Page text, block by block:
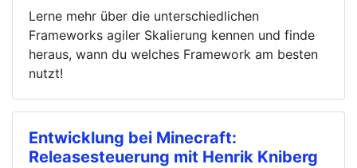
Lerne mehr über die unterschiedlichen
Frameworks agiler Skalierung kennen und finde
heraus, wann du welches Framework am besten
nutzt!
Entwicklung bei Minecraft:
Releasesteuerung mit Henrik Kniberg